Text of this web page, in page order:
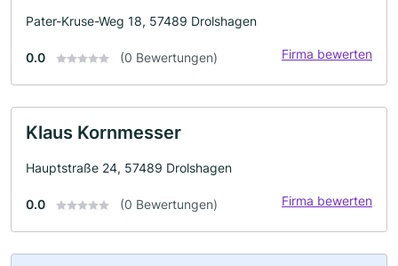
Pater-Kruse-Weg 18, 57489 Drolshagen
0.0 (0 Bewertungen) Firma bewerten
Klaus Kornmesser
Hauptstraße 24, 57489 Drolshagen
0.0 (0 Bewertungen) Firma bewerten